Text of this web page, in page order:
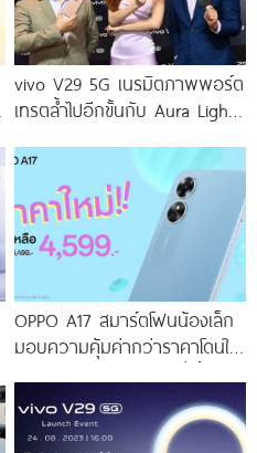
vivo V29 5G เนรมิตภาพพอร์ต
เทรตล้ำไปอีกขั้นกับ Aura Light
โดดเด่นด้วยสุนทรียศาสตร์แห่ง
OPPO A17 สมาร์ตโฟนน้องเล็ก
มอบความคุ้มค่ากว่าราคาโดนใจ
ราคาใหม่เพียง 4,599 บาท
เท่านั้น!